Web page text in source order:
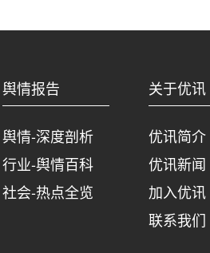
舆情报告
舆情-深度剖析
行业-舆情百科
社会-热点全览
关于优讯
优讯简介
优讯新闻
加入优讯
联系我们